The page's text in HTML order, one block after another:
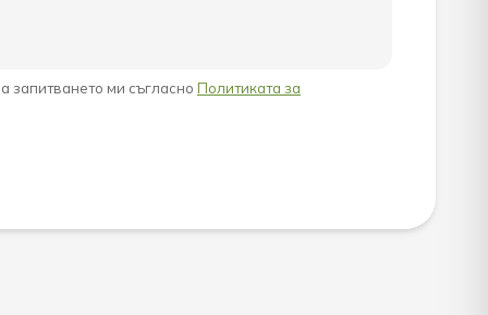
запитването ми съгласно Политиката за